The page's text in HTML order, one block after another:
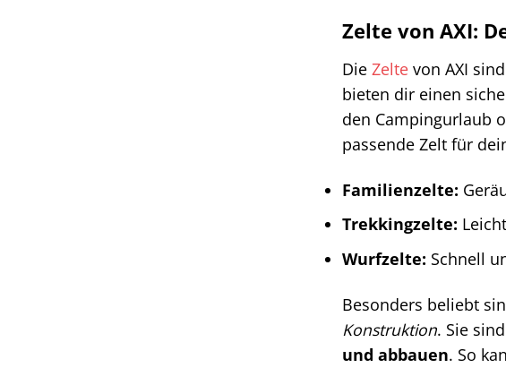
Zelte von AXI:
Die Zelte von AXI
bieten dir einen
den Campingurlaub
passende Zelt für
Familienzelte:
Trekkingzelte:
Wurfzelte: Schnell
Besonders beliebt
Konstruktion. Sie sind
und abbauen. So